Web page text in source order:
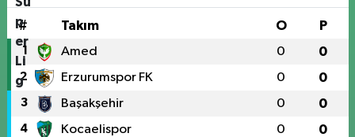
# Takım O P
1 Amed 0 0
2 Erzurumspor FK 0 0
3 Başakşehir 0 0
4 Kocaelispor 0 0